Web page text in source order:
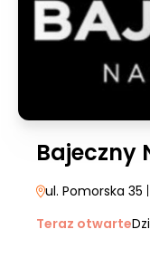
Bajeczny
ul. Pomorska 35
Teraz otwarte